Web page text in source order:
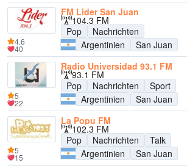
FM Lider San Juan
104.3 FM
Pop
Nachrichten
Argentinien
San Juan
4.6
40
Radio Universidad 93.1 FM
93.1 FM
Pop
Nachrichten
Sport
Argentinien
San Juan
5
22
La Popu FM
102.3 FM
Pop
Nachrichten
Talk
Argentinien
San Juan
5
15